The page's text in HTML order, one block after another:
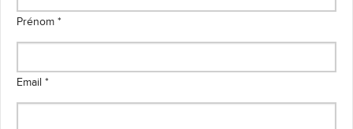
Prénom *
Email *